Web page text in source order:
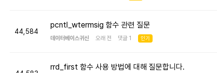
44,584
pcntl_wtermsig 함수 관련 질문
데이터베이스귀신 오래 전 댓글 1 인기
rrd_first 함수 사용 방법에 대해 질문합니다.